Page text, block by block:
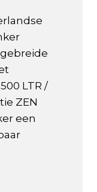
LTR /
ZEN
een